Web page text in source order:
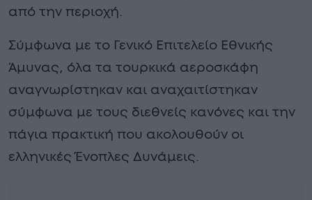
από την περιοχή.
Σύμφωνα με το Γενικό Επιτελείο Εθνικής
Άμυνας, όλα τα τουρκικά αεροσκάφη
αναγνωρίστηκαν και αναχαιτίστηκαν
σύμφωνα με τους διεθνείς κανόνες και την
πάγια πρακτική που ακολουθούν οι
ελληνικές Ένοπλες Δυνάμεις.